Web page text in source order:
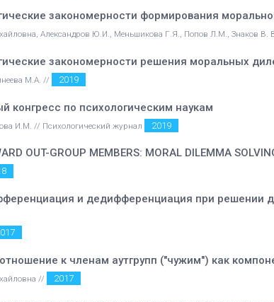
закономерности формирования
Александров Ю.И., Меньшикова Г.Я., Попов Л.М., Знаков В.
закономерности решения моральных
М.А. // 2019
конгресс по психологическим наукам
И.М. // Психологический журнал 2019
OUT-GROUP MEMBERS: MORAL DILEMMA
и дедифференциация при решении
к членам аутгрупп ("чужим") как
// 2017